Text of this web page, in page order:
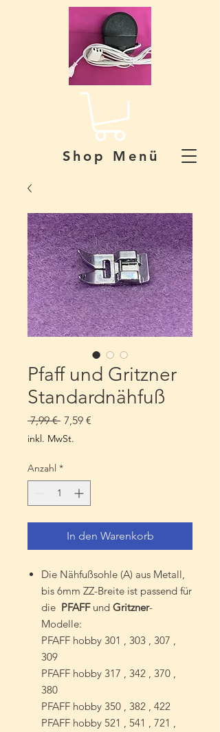
Shop Menü
Pfaff und Gritzner
Standardnähfuß
7,99 € Standardpreis
7,59 €
inkl. MwSt.
Anzahl *
In den Warenkorb
Die Nähfußsohle (A) aus Metall,
bis 6mm ZZ-Breite ist passend für
die PFAFF und Gritzner-
Modelle:
PFAFF hobby 301 , 303 , 307 ,
309
PFAFF hobby 317 , 342 , 370 ,
380
PFAFF hobby 350 , 382 , 422
PFAFF hobby 521 , 541 , 721 ,